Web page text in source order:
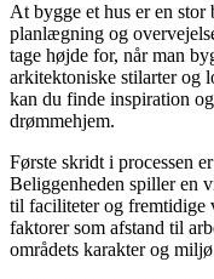
At bygge et hus er en
planlægning og
tage højde for, når man
arkitektoniske stilarter og
kan du finde inspiration
drømmehjem.
Første skridt i processen
Beliggenheden spiller en
til faciliteter og fremtidige
faktorer som afstand til
områdets karakter og